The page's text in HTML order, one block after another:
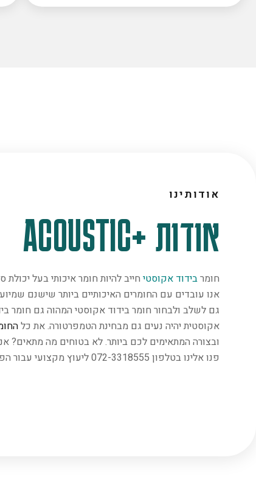
אודותינו
אודות +ACOUSTIC
חומרבידוד אקוסטי חייב להיות חומר איכותי בעל
אנו עובדים עם החומרים האיכותיים ביותר שישנם
גם לשלב ולבחור חומר בידוד אקוסטי המהוה גם חומר
אקוסטית יהיה נעים גם מבחינת הטמפרטורה. את כל
ובצורה המתאימים לכם ביותר. לא בטוחים מה מתאים?
פנו אלינו בטלפון 072-3318555 ליעוץ מקצועי עבור הפתרון המתאים ביותר.